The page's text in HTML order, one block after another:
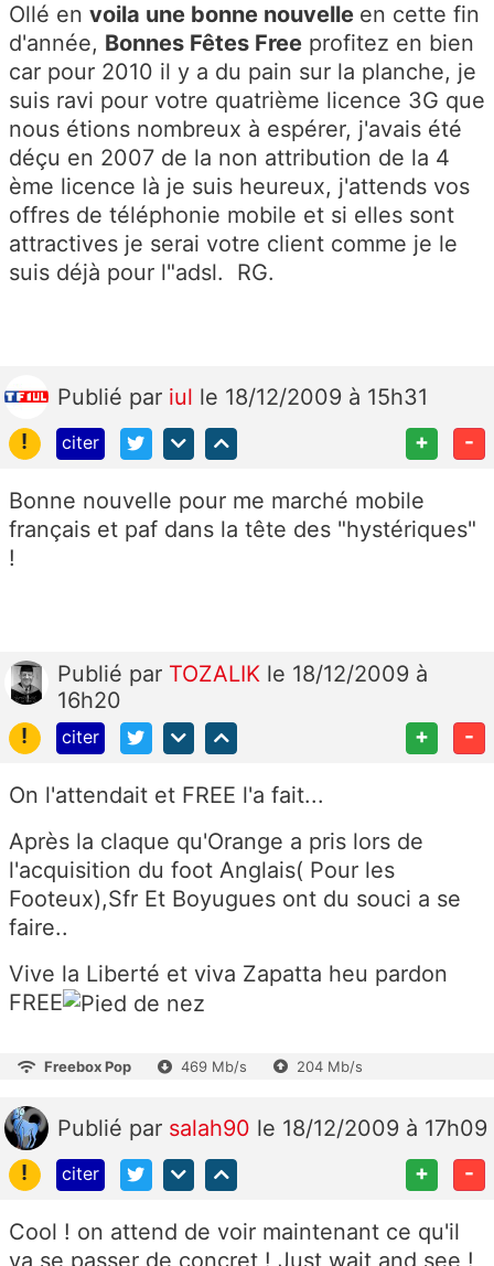
Ollé en voila une bonne nouvelle en cette fin
d'année, Bonnes Fêtes Free profitez en bien
car pour 2010 il y a du pain sur la planche, je
suis ravi pour votre quatrième licence 3G que
nous étions nombreux à espérer, j'avais été
déçu en 2007 de la non attribution de la 4
ème licence là je suis heureux, j'attends vos
offres de téléphonie mobile et si elles sont
attractives je serai votre client comme je le
suis déjà pour l"adsl. RG.
Publié par iul le 18/12/2009 à 15h31
!
citer + -
Bonne nouvelle pour me marché mobile
français et paf dans la tête des "hystériques"
!
Publié par TOZALIK le 18/12/2009 à
16h20
!
citer + -
On l'attendait et FREE l'a fait...
Après la claque qu'Orange a pris lors de
l'acquisition du foot Anglais( Pour les
Footeux),Sfr Et Boyugues ont du souci a se
faire..
Vive la Liberté et viva Zapatta heu pardon
FREE
Freebox Pop 469 Mb/s 204 Mb/s
Publié par salah90 le 18/12/2009 à 17h09
!
citer + -
Cool ! on attend de voir maintenant ce qu'il
va se passer de concret ! Just wait and see !